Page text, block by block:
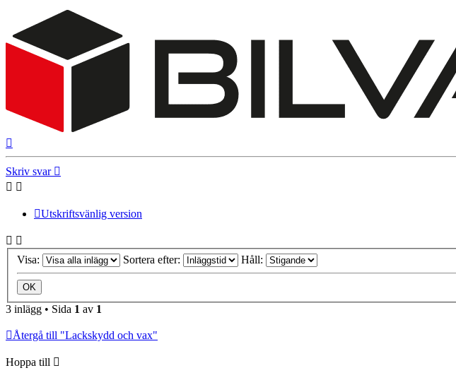
Skriv svar
Utskriftsvänlig version
Visa: Sortera efter: Håll:
3 inlägg • Sida 1 av 1
Återgå till "Lackskydd och vax"
Hoppa till